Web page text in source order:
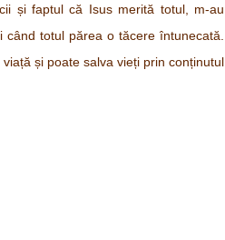
și faptul că Isus merită totul, m-au
totul părea o tăcere întunecată.
și poate salva vieți prin conținutul